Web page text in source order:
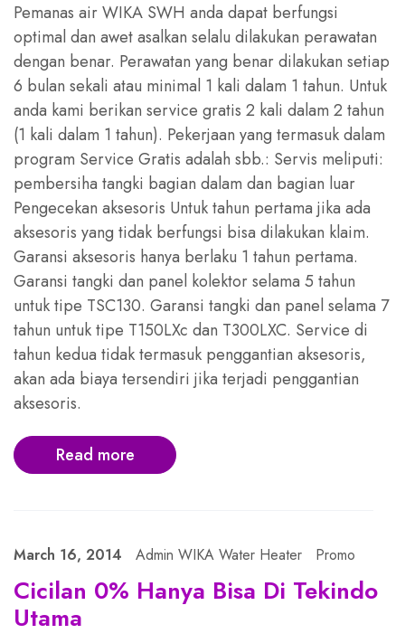
Pemanas air WIKA SWH anda dapat berfungsi
optimal dan awet asalkan selalu dilakukan perawatan
dengan benar. Perawatan yang benar dilakukan setiap
6 bulan sekali atau minimal 1 kali dalam 1 tahun. Untuk
anda kami berikan service gratis 2 kali dalam 2 tahun
(1 kali dalam 1 tahun). Pekerjaan yang termasuk dalam
program Service Gratis adalah sbb.: Servis meliputi:
pembersiha tangki bagian dalam dan bagian luar
Pengecekan aksesoris Untuk tahun pertama jika ada
aksesoris yang tidak berfungsi bisa dilakukan klaim.
Garansi aksesoris hanya berlaku 1 tahun pertama.
Garansi tangki dan panel kolektor selama 5 tahun
untuk tipe TSC130. Garansi tangki dan panel selama 7
tahun untuk tipe T150LXc dan T300LXC. Service di
tahun kedua tidak termasuk penggantian aksesoris,
akan ada biaya tersendiri jika terjadi penggantian
aksesoris.
Read more
March 16, 2014 Admin WIKA Water Heater Promo
Cicilan 0% Hanya Bisa Di Tekindo
Utama